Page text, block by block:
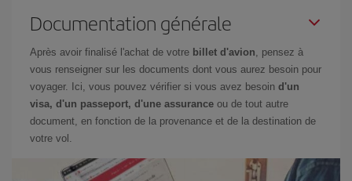
Documentation générale
Après avoir finalisé l'achat de votre billet d'avion, pensez à
vous renseigner sur les documents dont vous aurez besoin pour
voyager. Ici, vous pouvez vérifier si vous avez besoin d'un
visa, d'un passeport, d'une assurance ou de tout autre
document, en fonction de la provenance et de la destination de
votre vol.